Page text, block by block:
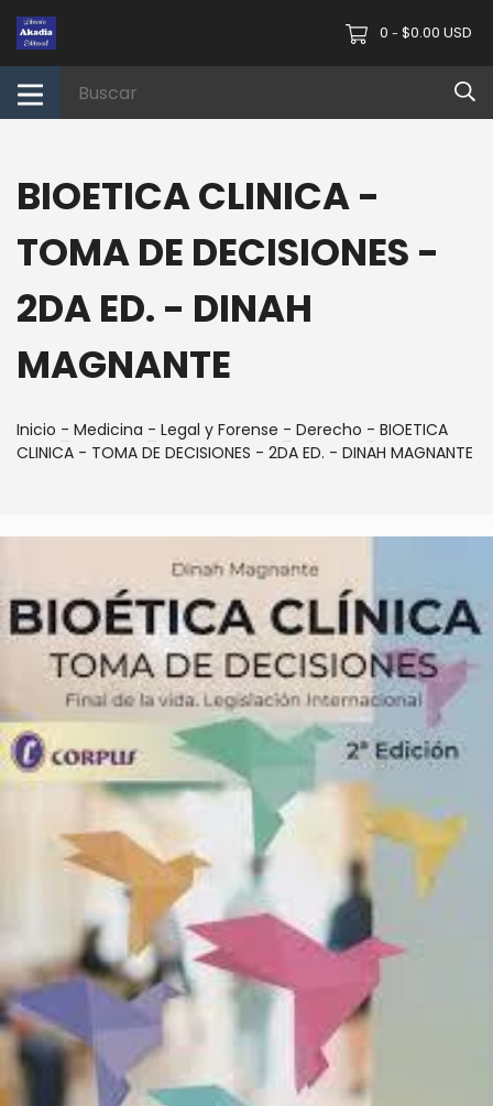
0 - $0.00 USD
BIOETICA CLINICA -
TOMA DE DECISIONES -
2DA ED. - DINAH
MAGNANTE
Inicio - Medicina - Legal y Forense - Derecho - BIOETICA
CLINICA - TOMA DE DECISIONES - 2DA ED. - DINAH MAGNANTE